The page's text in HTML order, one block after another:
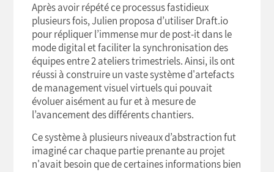
Après avoir répété ce processus fastidieux
plusieurs fois, Julien proposa d’utiliser Draft.io
pour répliquer l’immense mur de post-it dans le
mode digital et faciliter la synchronisation des
équipes entre 2 ateliers trimestriels. Ainsi, ils ont
réussi à construire un vaste système d'artefacts
de management visuel virtuels qui pouvait
évoluer aisément au fur et à mesure de
l’avancement des différents chantiers.
Ce système à plusieurs niveaux d’abstraction fut
imaginé car chaque partie prenante au projet
n'avait besoin que de certaines informations bien